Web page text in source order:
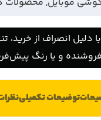
دلیل انصراف از
فروشنده و یا رنگ
توضیحات تکمیلی